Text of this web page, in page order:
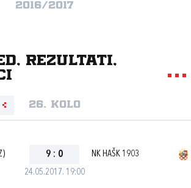
2016/2017
rezultati,
26. kolo
24.05.2017. 19:00
9 : 0 NK HAŠK 1903